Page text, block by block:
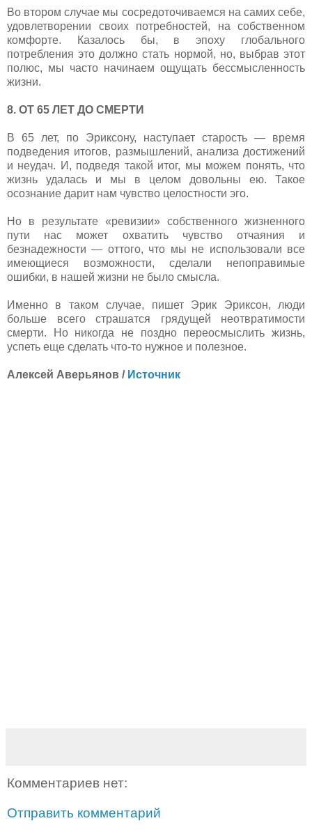
Во втором случае мы сосредоточиваемся на самих себе,
удовлетворении своих потребностей, на собственном
комфорте. Казалось бы, в эпоху глобального
потребления это должно стать нормой, но, выбрав этот
полюс, мы часто начинаем ощущать бессмысленность
жизни.
8. ОТ 65 ЛЕТ ДО СМЕРТИ
В 65 лет, по Эриксону, наступает старость — время
подведения итогов, размышлений, анализа достижений
и неудач. И, подведя такой итог, мы можем понять, что
жизнь удалась и мы в целом довольны ею. Такое
осознание дарит нам чувство целостности эго.
Но в результате «ревизии» собственного жизненного
пути нас может охватить чувство отчаяния и
безнадежности — оттого, что мы не использовали все
имеющиеся возможности, сделали непоправимые
ошибки, в нашей жизни не было смысла.
Именно в таком случае, пишет Эрик Эриксон, люди
больше всего страшатся грядущей неотвратимости
смерти. Но никогда не поздно переосмыслить жизнь,
успеть еще сделать что-то нужное и полезное.
Алексей Аверьянов / Источник
Комментариев нет:
Отправить комментарий